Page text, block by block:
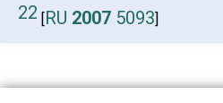
22 [RU 2007 5093]